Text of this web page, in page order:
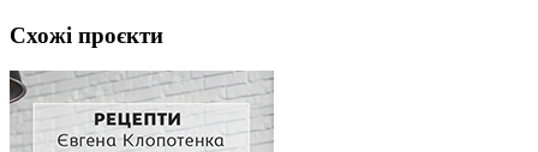
Схожі проєкти